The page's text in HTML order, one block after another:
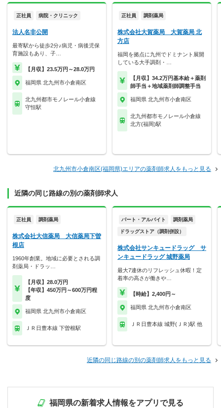
正社員 病院・クリニック
法人名非公開
最寄駅から徒歩2分♪病児・病後児保
育施設もあり、子…
【月収】23.5万円～28.0万円
福岡県 北九州市小倉南区
北九州都市モノレール小倉線
守恒駅
正社員 調剤薬局
株式会社大賀薬局 大賀薬局 北
方店
福岡を拠点に九州でドミナント展開
している大手調剤・…
【月収】34.2万円基本給＋薬剤
師手当＋地域薬剤師調整手当
福岡県 北九州市小倉南区
北九州都市モノレール小倉線
北方(福岡)駅
北九州市小倉南区(福岡県)エリアの薬剤師求人をもっと見る
近隣の同じ路線の別の薬剤師求人
正社員 調剤薬局
株式会社大信薬局 大信薬局下曽
根店
1960年創業。地域に必要とされる調
剤薬局・ドラッ…
【月収】28.0万円
【年収】450万円～600万円程
度
福岡県 北九州市小倉南区
ＪＲ日豊本線 下曽根駅
パート・アルバイト 調剤薬局
ドラッグストア（調剤併設）
株式会社サンキュードラッグ サ
ンキュードラッグ 城野薬局
最大7連休のリフレッシュ休暇！定
着率の高さが働きや…
【時給】2,400円～
福岡県 北九州市小倉南区
ＪＲ日豊本線 城野(ＪＲ)駅 他
近隣の同じ路線の別の薬剤師求人をもっと見る
福岡県の新着求人情報をアプリで見る